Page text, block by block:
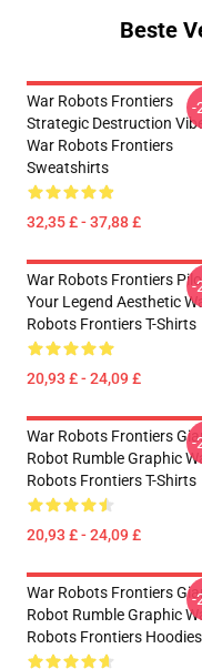
Beste
War Robots Frontiers
Strategic Destruction Vibe
War Robots Frontiers
Sweatshirts
32,35 £ - 37,88 £
-
War Robots Frontiers
Your Legend Aesthetic War
Robots Frontiers T-Shirts
20,93 £ - 24,09 £
-
War Robots Frontiers
Robot Rumble Graphic
Robots Frontiers T-Shirts
20,93 £ - 24,09 £
-
War Robots Frontiers
Robot Rumble Graphic
Robots Frontiers Hoodies
-